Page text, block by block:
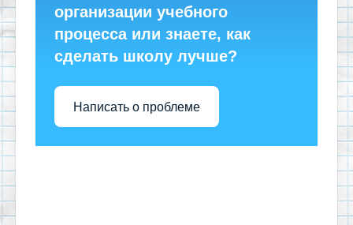
организации учебного
процесса или знаете, как
сделать школу лучше?
Написать о проблеме